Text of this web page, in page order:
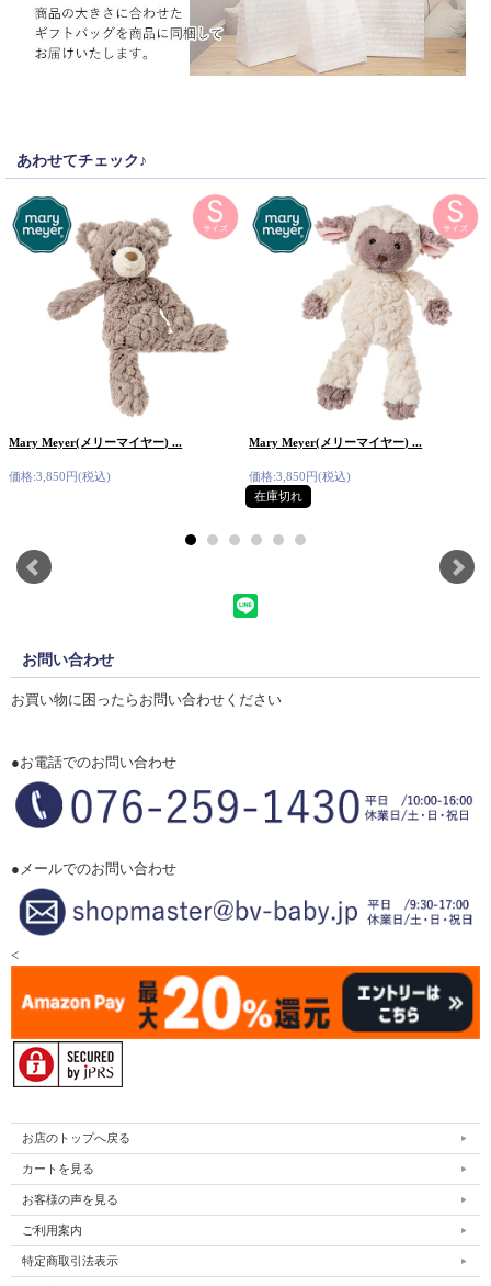
あわせてチェック♪
Mary Meyer(メリーマイヤー) ...
価格:3,850円(税込)
Mary Meyer(メリーマイヤー) ...
価格:3,850円(税込)
在庫切れ
お問い合わせ
お買い物に困ったらお問い合わせください
●お電話でのお問い合わせ
●メールでのお問い合わせ
<
お店のトップへ戻る
カートを見る
お客様の声を見る
ご利用案内
特定商取引法表示